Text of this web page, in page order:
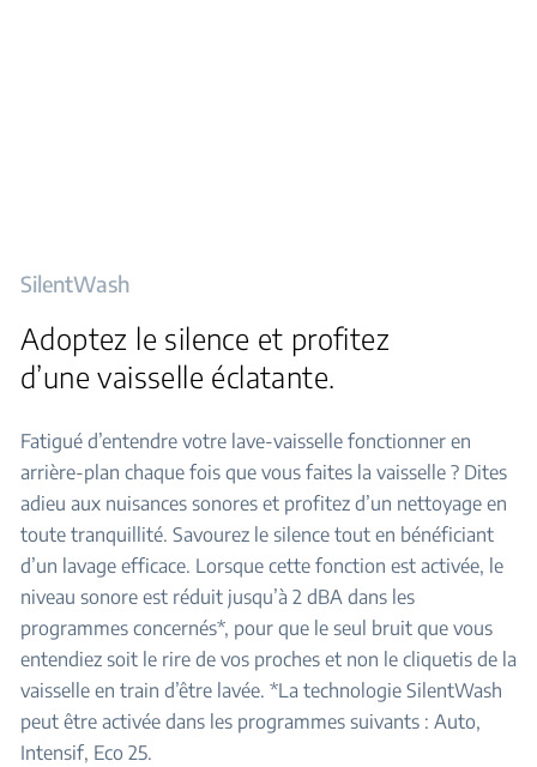
SilentWash
Adoptez le silence et profitez
d’une vaisselle éclatante.
Fatigué d’entendre votre lave-vaisselle fonctionner en
arrière-plan chaque fois que vous faites la vaisselle ? Dites
adieu aux nuisances sonores et profitez d’un nettoyage en
toute tranquillité. Savourez le silence tout en bénéficiant
d’un lavage efficace. Lorsque cette fonction est activée, le
niveau sonore est réduit jusqu’à 2 dBA dans les
programmes concernés*, pour que le seul bruit que vous
entendiez soit le rire de vos proches et non le cliquetis de la
vaisselle en train d’être lavée. *La technologie SilentWash
peut être activée dans les programmes suivants : Auto,
Intensif, Eco 25.